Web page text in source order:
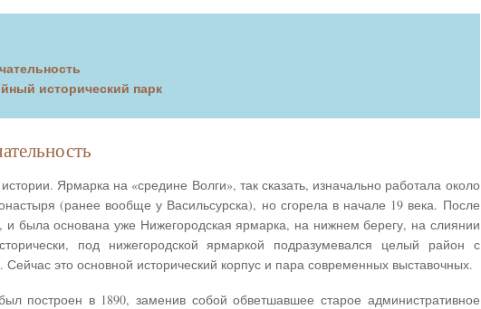
исторический парк
Ярмарка на «средине Волги», так сказать, изначально работала около
(ранее вообще у Васильсурска), но сгорела в начале 19 века. После
и была основана уже Нижегородская ярмарка, на нижнем берегу, на слиянии
под нижегородской ярмаркой подразумевался целый район с
это основной исторический корпус и пара современных выставочных.
построен в 1890, заменив собой обветшавшее старое административное